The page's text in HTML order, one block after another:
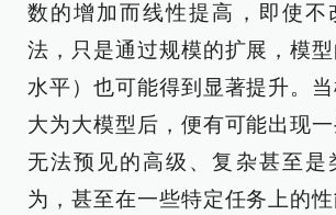
数的增加而线性提高，即使不
法，只是通过规模的扩展，模
水平）也可能得到显著提升。
大为大模型后，便有可能出现
无法预见的高级、复杂甚至是
为，甚至在一些特定任务上的